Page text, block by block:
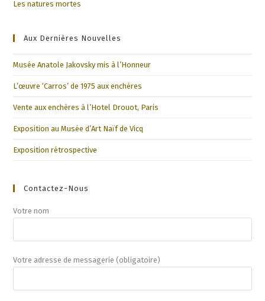
Les natures mortes
Aux Dernières Nouvelles
Musée Anatole Jakovsky mis à l’Honneur
L’œuvre ‘Carros’ de 1975 aux enchères
Vente aux enchères à l’Hotel Drouot, Paris
Exposition au Musée d’Art Naïf de Vicq
Exposition rétrospective
Contactez-Nous
Votre nom
Votre adresse de messagerie (obligatoire)